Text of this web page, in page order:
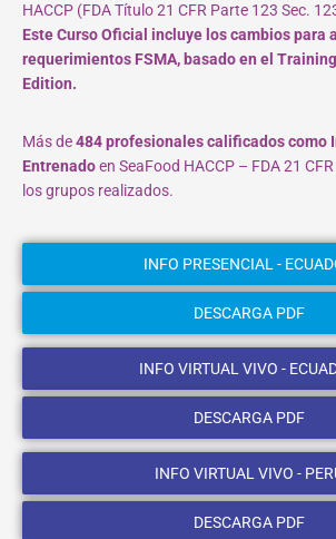
HACCP (FDA Título 21 CFR Parte 123 Sec.
Este Curso Oficial incluye los cambios para
requerimientos FSMA, basado en el
Edition.
Más de484 profesionales calificados como
Entrenadoen SeaFood HACCP – FDA 21
los grupos realizados.
INFO PRESENCIAL -
DESCARGA PDF
INFO VIRTUAL VIVO -
DESCARGA PDF
INFO VIRTUAL VIVO -
DESCARGA PDF